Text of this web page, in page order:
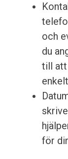
och
du
till att
för